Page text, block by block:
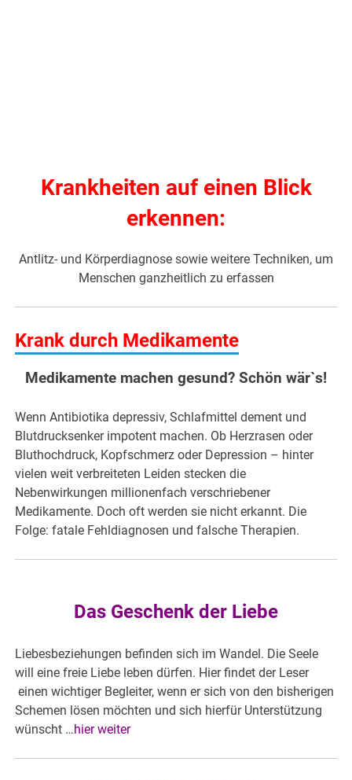
Krankheiten auf einen Blick
erkennen:
Antlitz- und Körperdiagnose sowie weitere Techniken, um
Menschen ganzheitlich zu erfassen
Krank durch Medikamente
Medikamente machen gesund? Schön wär`s!
Wenn Antibiotika depressiv, Schlafmittel dement und
Blutdrucksenker impotent machen. Ob Herzrasen oder
Bluthochdruck, Kopfschmerz oder Depression – hinter
vielen weit verbreiteten Leiden stecken die
Nebenwirkungen millionenfach verschriebener
Medikamente. Doch oft werden sie nicht erkannt. Die
Folge: fatale Fehldiagnosen und falsche Therapien.
Das Geschenk der Liebe
Liebesbeziehungen befinden sich im Wandel. Die Seele
will eine freie Liebe leben dürfen. Hier findet der Leser
einen wichtiger Begleiter, wenn er sich von den bisherigen
Schemen lösen möchten und sich hierfür Unterstützung
wünscht …hier weiter